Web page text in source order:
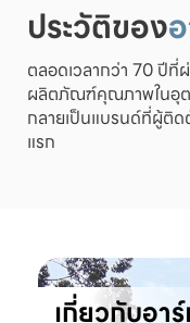
ประวัติของ
ตลอดเวลากว่า 70 ปี
ผลิตภัณฑ์คุณภาพในอุต
กลายเป็นแบรนด์ที่ผู้ติด
แรก
เกี่ยวกับอา